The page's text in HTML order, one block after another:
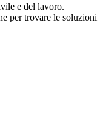
e del lavoro.
per trovare le soluzioni